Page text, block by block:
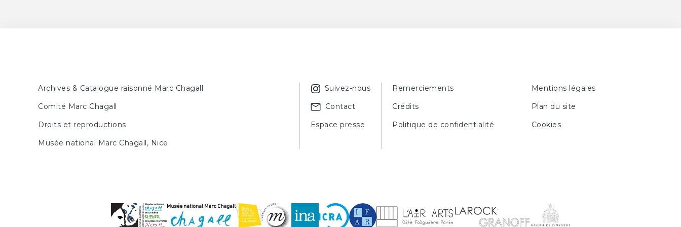
Archives & Catalogue raisonné Marc Chagall
Comité Marc Chagall
Droits et reproductions
Musée national Marc Chagall, Nice
Suivez-nous
Contact
Espace presse
Remerciements
Mentions légales
Crédits
Plan du site
Politique de confidentialité
Cookies